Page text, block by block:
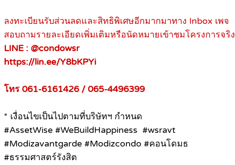
ลงทะเบียนรับส่วนลดและสิทธิพิเศษอีกมากมาทาง Inbox เพจ
สอบถามรายละเอียดเพิ่มเติมหรือนัดหมายเข้าชมโครงการจริง
LINE : @condowsr
https://lin.ee/Y8bKPYi
โทร 061-6161426 / 065-4496399
* เงื่อนไขเป็นไปตามที่บริษัทฯ กำหนด
#AssetWise #WeBuildHappiness #wsravt
#Modizavantgarde #Modizcondo #คอนโดมธ
#ธรรมศาสตร์รังสิต